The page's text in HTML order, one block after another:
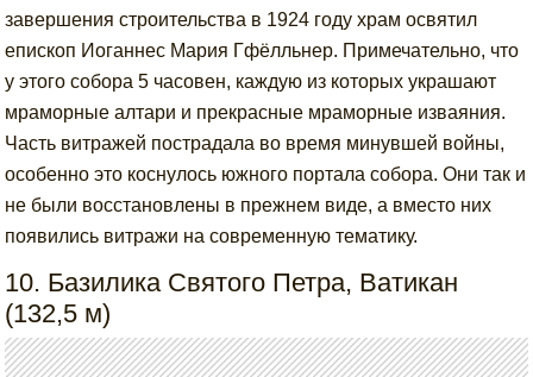
завершения строительства в 1924 году храм освятил
епископ Иоганнес Мария Гфёлльнер. Примечательно, что
у этого собора 5 часовен, каждую из которых украшают
мраморные алтари и прекрасные мраморные изваяния.
Часть витражей пострадала во время минувшей войны,
особенно это коснулось южного портала собора. Они так и
не были восстановлены в прежнем виде, а вместо них
появились витражи на современную тематику.
10. Базилика Святого Петра, Ватикан
(132,5 м)